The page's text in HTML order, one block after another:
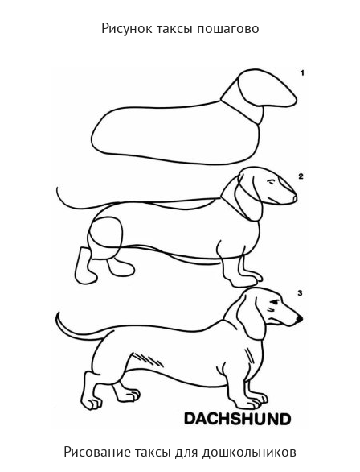
Рисунок таксы пошагово
Рисование таксы для дошкольников